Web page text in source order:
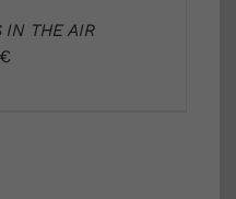
THE AIR
€